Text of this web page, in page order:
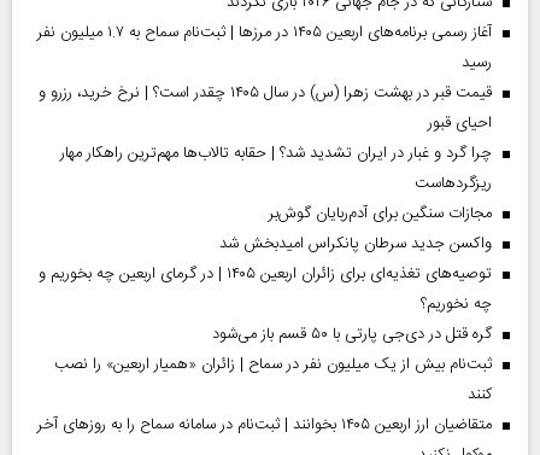
آغاز رسمی برنامه‌های اربعین ۱۴۰۵ در مرز‌ها | ثبت‌نام سماح به ۱.۷ میلیون نفر
رسید
قیمت قبر در بهشت زهرا (س) در سال ۱۴۰۵ چقدر است؟ | نرخ خرید، رزرو و
احیای قبور
چرا گرد و غبار در ایران تشدید شد؟ | حقابه تالاب‌ها مهم‌ترین راهکار مهار
ریزگردهاست
مجازات سنگین برای آدم‌ربایان گوش‌بر
واکسن جدید سرطان پانکراس امیدبخش شد
توصیه‌های تغذیه‌ای برای زائران اربعین ۱۴۰۵ | در گرمای اربعین چه بخوریم و
چه نخوریم؟
گره قتل در دی‌جی پارتی با ۵۰ قسم باز می‌شود
ثبت‌نام بیش از یک میلیون نفر در سماح | زائران «همیار اربعین» را نصب
کنند
متقاضیان ارز اربعین ۱۴۰۵ بخوانند | ثبت‌نام در سامانه سماح را به روز‌های آخر